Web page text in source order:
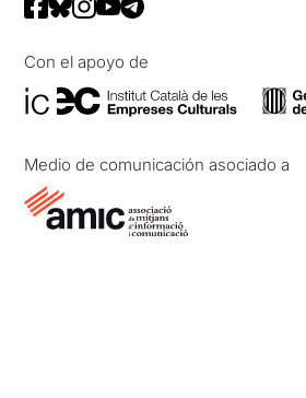
Con el apoyo de
Medio de comunicación asociado a